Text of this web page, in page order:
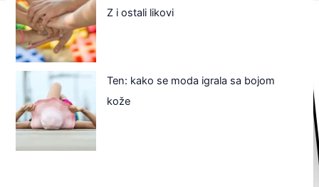
Z i ostali likovi
Ten: kako se moda igrala sa bojom
kože